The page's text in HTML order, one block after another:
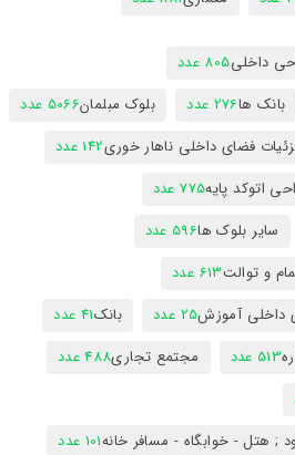
داخلی805 عدد
بانک ها276 عدد بلوک مبلمان5066 عدد
فضای داخلی ناهار خوری142 عدد
اتوکد پایه775 عدد
سایر بلوک ها596 عدد
و توالت613 عدد
داخلی آموزش25 عدد بانک41 عدد
513 عدد مجتمع تجاری488 عدد
هتل - خوابگاه - مسافر خانه101 عدد